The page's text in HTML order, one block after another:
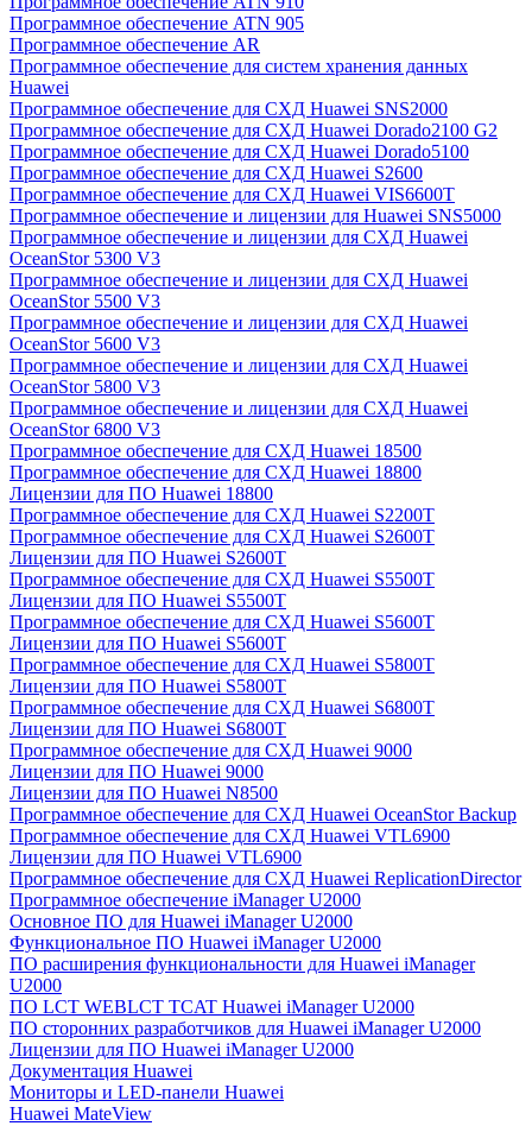
Программное обеспечение ATN 905
Программное обеспечение AR
Программное обеспечение для систем хранения данных
Huawei
Программное обеспечение для СХД Huawei SNS2000
Программное обеспечение для СХД Huawei Dorado2100 G2
Программное обеспечение для СХД Huawei Dorado5100
Программное обеспечение для СХД Huawei S2600
Программное обеспечение для СХД Huawei VIS6600T
Программное обеспечение и лицензии для Huawei SNS5000
Программное обеспечение и лицензии для СХД Huawei
OceanStor 5300 V3
Программное обеспечение и лицензии для СХД Huawei
OceanStor 5500 V3
Программное обеспечение и лицензии для СХД Huawei
OceanStor 5600 V3
Программное обеспечение и лицензии для СХД Huawei
OceanStor 5800 V3
Программное обеспечение и лицензии для СХД Huawei
OceanStor 6800 V3
Программное обеспечение для СХД Huawei 18500
Программное обеспечение для СХД Huawei 18800
Лицензии для ПО Huawei 18800
Программное обеспечение для СХД Huawei S2200T
Программное обеспечение для СХД Huawei S2600T
Лицензии для ПО Huawei S2600T
Программное обеспечение для СХД Huawei S5500T
Лицензии для ПО Huawei S5500T
Программное обеспечение для СХД Huawei S5600T
Лицензии для ПО Huawei S5600T
Программное обеспечение для СХД Huawei S5800T
Лицензии для ПО Huawei S5800T
Программное обеспечение для СХД Huawei S6800T
Лицензии для ПО Huawei S6800T
Программное обеспечение для СХД Huawei 9000
Лицензии для ПО Huawei 9000
Лицензии для ПО Huawei N8500
Программное обеспечение для СХД Huawei OceanStor Backup
Программное обеспечение для СХД Huawei VTL6900
Лицензии для ПО Huawei VTL6900
Программное обеспечение для СХД Huawei ReplicationDirector
Программное обеспечение iManager U2000
Основное ПО для Huawei iManager U2000
Функциональное ПО Huawei iManager U2000
ПО расширения функциональности для Huawei iManager
U2000
ПО LCT WEBLCT TCAT Huawei iManager U2000
ПО сторонних разработчиков для Huawei iManager U2000
Лицензии для ПО Huawei iManager U2000
Документация Huawei
Мониторы и LED-панели Huawei
Huawei MateView